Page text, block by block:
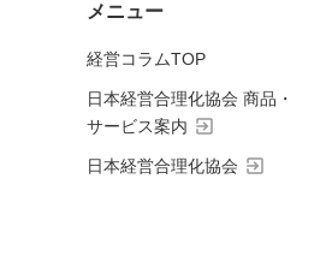
メニュー
経営コラムTOP
日本経営合理化協会 商品・
サービス案内 exit_to_app
日本経営合理化協会 exit_to_app